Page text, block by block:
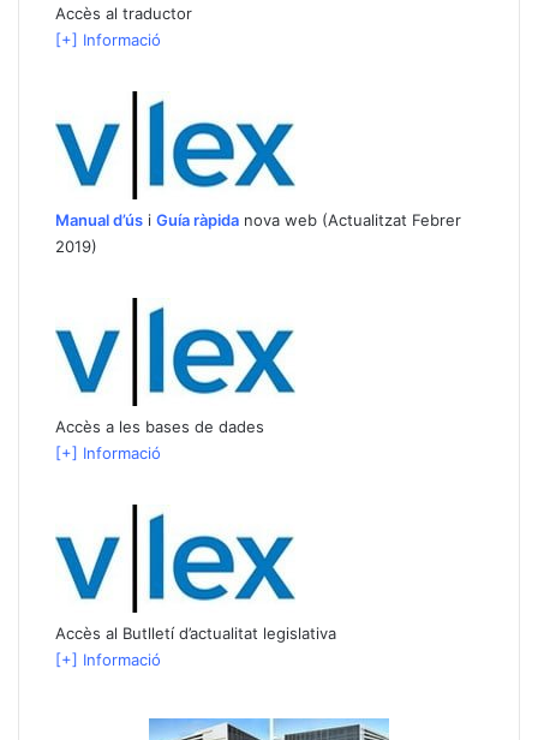
Accès al traductor
[+] Informació
Manual d’ús i Guía ràpida nova web (Actualitzat Febrer
2019)
Accès a les bases de dades
[+] Informació
Accès al Butlletí d’actualitat legislativa
[+] Informació